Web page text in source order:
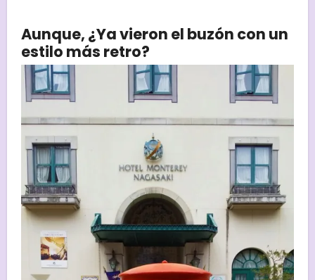
Aunque, ¿Ya vieron el buzón con un
estilo más retro?